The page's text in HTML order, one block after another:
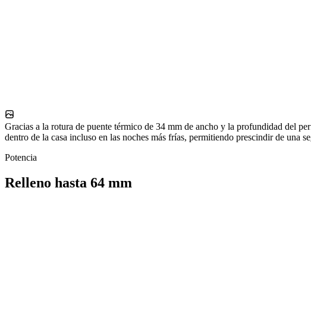
Gracias a la rotura de puente térmico de 34 mm de ancho y la profundidad del
dentro de la casa incluso en las noches más frías, permitiendo prescindir de una
Potencia
Relleno hasta 64 mm